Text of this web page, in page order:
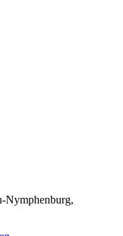
Nymphenburg,